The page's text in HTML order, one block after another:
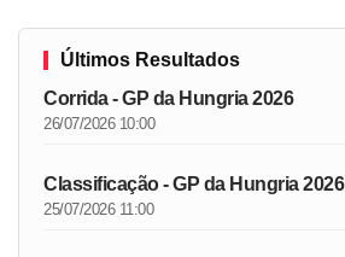
Últimos Resultados
Corrida - GP da Hungria 2026
26/07/2026 10:00
Classificação - GP da Hungria 2026
25/07/2026 11:00